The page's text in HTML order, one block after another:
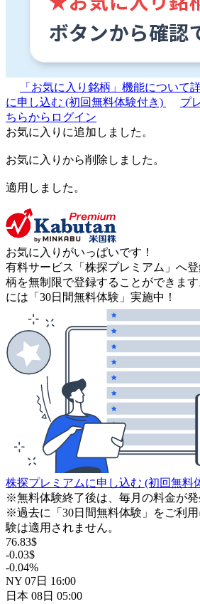
「お気に入り銘柄」機能について
に申し込む (初回無料体験付き)
プ
ちらからログイン
お気に入りに追加しました。
お気に入りから削除しました。
適用しました。
お気に入りがいっぱいです！
有料サービス「株探プレミアム」へ
柄を無制限で登録することができま
には「30日間無料体験」実施中！
株探プレミアムに申し込む (初回無料
※無料体験終了後は、毎月の料金が発
※過去に「30日間無料体験」をご利
験は適用されません。
76.83$
-0.03$
-0.04%
NY 07日 16:00
日本 08日 05:00